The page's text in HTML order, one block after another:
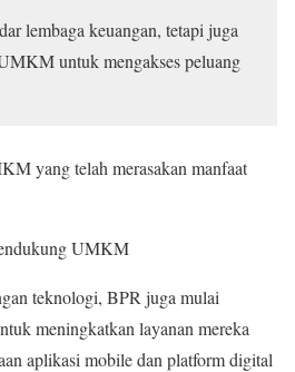
lembaga keuangan, tetapi juga
untuk mengakses peluang
yang telah merasakan manfaat
UMKM
teknologi, BPR juga mulai
meningkatkan layanan mereka
aplikasi mobile dan platform digital